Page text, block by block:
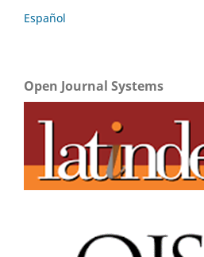
Español
Open Journal Systems